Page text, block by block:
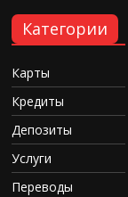
Категории
Карты
Кредиты
Депозиты
Услуги
Переводы